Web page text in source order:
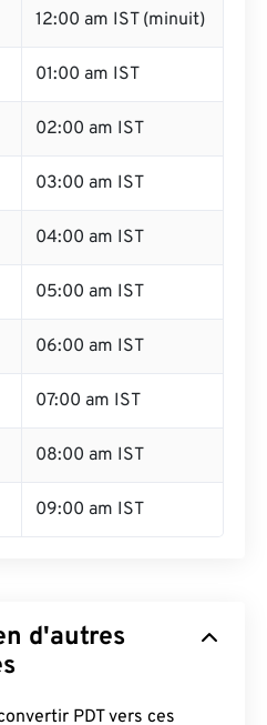
12:00 am IST (minuit)
01:00 am IST
02:00 am IST
03:00 am IST
04:00 am IST
05:00 am IST
06:00 am IST
07:00 am IST
08:00 am IST
09:00 am IST
d'autres
PDT vers ces